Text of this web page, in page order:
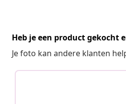
Heb je een product gekocht
Je foto kan andere klanten